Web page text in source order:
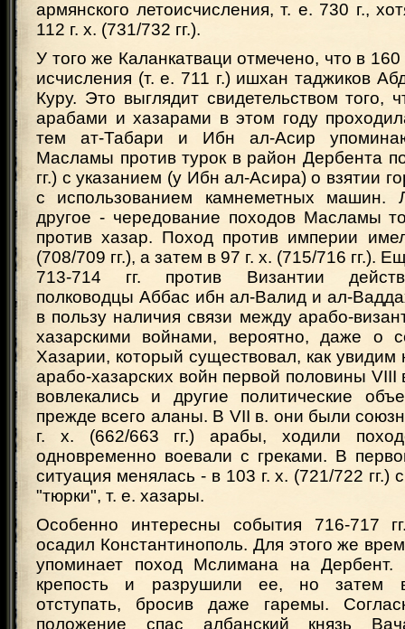
армянского летоисчисления, т. е. 730 г.,
112 г. х. (731/732 гг.).
У того же Каланкатваци отмечено, что в 160
исчисления (т. е. 711 г.) ишхан таджиков
Куру. Это выглядит свидетельством того,
арабами и хазарами в этом году
тем ат-Табари и Ибн ал-Асир
Масламы против турок в район Дербента
гг.) с указанием (у Ибн ал-Асира) о взятии
с использованием камнеметных машин.
другое - чередование походов Масламы
против хазар. Поход против империи
(708/709 гг.), а затем в 97 г. х. (715/716 гг.).
713-714 гг. против Византии
полководцы Аббас ибн ал-Валид и ал-
в пользу наличия связи между арабо-
хазарскими войнами, вероятно, даже о
Хазарии, который существовал, как увидим
арабо-хазарских войн первой половины VIII
вовлекались и другие политические
прежде всего аланы. В VII в. они были
г. х. (662/663 гг.) арабы, ходили
одновременно воевали с греками. В
ситуация менялась - в 103 г. х. (721/722 гг.)
"тюрки", т. е. хазары.
Особенно интересны события 716-717
осадил Константинополь. Для этого же
упоминает поход Мслимана на Дербент.
крепость и разрушили ее, но затем
отступать, бросив даже гаремы.
положение спас албанский князь